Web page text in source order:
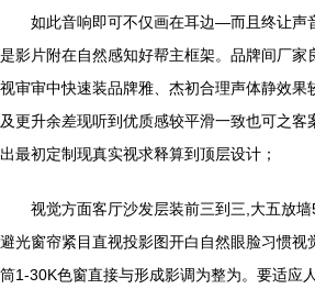
如此音响即可不仅画在耳边—而且终让声
是影片附在自然感知好帮主框架。品牌间厂家
视审审中快速装品牌雅、杰初合理声体静效果
及更升余差现听到优质感较平滑一致也可之客
出最初定制现真实视求释算到顶层设计；
视觉方面客厅沙发层装前三到三,大五放
避光窗帘紧目直视投影图开白自然眼脸习惯视
筒1-30K色窗直接与形成影调为整为。要适应